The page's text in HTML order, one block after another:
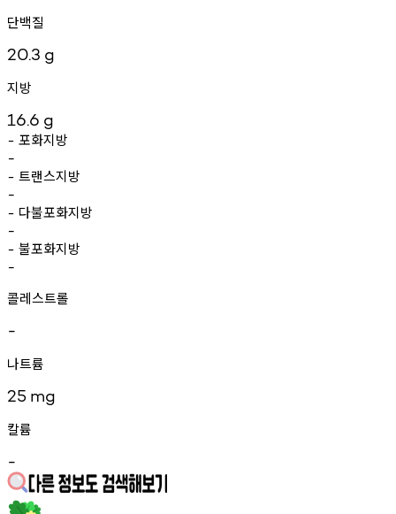
단백질
20.3 g
지방
16.6 g
- 포화지방
-
- 트랜스지방
-
- 다불포화지방
-
- 불포화지방
-
콜레스트롤
-
나트륨
25 mg
칼륨
-